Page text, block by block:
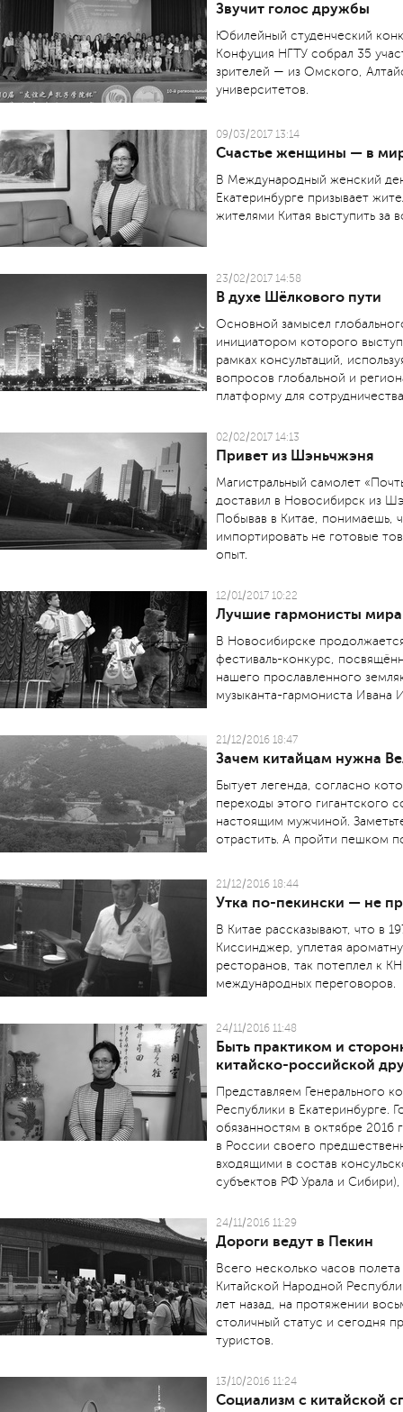
Звучит голос дружбы
Юбилейный студенческий
Конфуция НГТУ собрал 35
зрителей — из Омского,
универ­ситетов.
09/03/2017 13:14
Счастье женщины — в
В Международный женский
Екатеринбурге призывает
жителями Китая выступить за
23/02/2017 14:58
В духе Шёлкового пути
Основной замысел
инициатором которого
рамках консультаций,
вопросов глобальной и
платформу для
02/02/2017 14:13
Привет из Шэньчжэня
Магистральный самолет
доставил в Ново­сибирск из
Побывав в Китае, понимаешь,
импортировать не готовые
опыт.
12/01/2017 10:22
Лучшие гармонисты
В Новосибирске
фестиваль-конкурс,
нашего прославленного
музыканта-гармониста Ивана
21/12/2016 18:47
Зачем китайцам нужна
Бытует легенда, согласно
переходы этого гигантского
настоящим мужчиной.
отрастить. А пройти пешком
21/12/2016 18:44
Утка по-пекински — не
В Китае рассказывают, что в
Киссинджер, уплетая
ресторанов, так потеплел к
международных переговоров.
24/11/2016 11:48
Быть практиком и
китайско-российской
Представляем Генерального
Республики в Екатеринбурге.
обязанностям в октябре 2016
в России своего
входящими в состав
субъектов РФ Урала и
24/11/2016 11:29
Дороги ведут в Пекин
Всего несколько часов
Китайской Народной
лет назад, на протяжении
столичный статус и сегодня
туристов.
13/10/2016 11:24
Социализм с китайской